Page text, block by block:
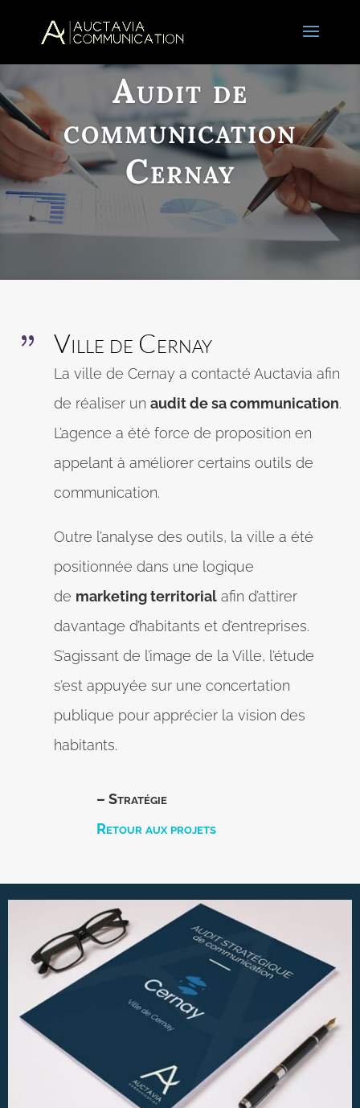
Audit de
communication
Cernay
{ Ville de Cernay
La ville de Cernay a contacté Auctavia afin
de réaliser un audit de sa communication.
L’agence a été force de proposition en
appelant à améliorer certains outils de
communication.
Outre l’analyse des outils, la ville a été
positionnée dans une logique
de marketing territorial afin d’attirer
davantage d’habitants et d’entreprises.
S’agissant de l’image de la Ville, l’étude
s’est appuyée sur une concertation
publique pour apprécier la vision des
habitants.
– Stratégie
Retour aux projets